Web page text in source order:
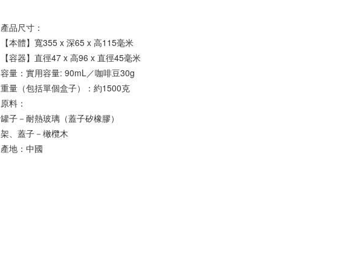
產品尺寸：
【本體】寬355 x 深65 x 高115毫米
【容器】直徑47 x 高96 x 直徑45毫米
容量：實用容量: 90mL／咖啡豆30g
重量（包括單個盒子）：約1500克
原料：
罐子－耐熱玻璃（蓋子矽橡膠）
架、蓋子－橄欖木
產地：中國